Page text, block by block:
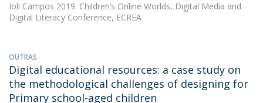
Ioli Campos 2019. Children’s Online Worlds, Digital Media and
Digital Literacy Conference, ECREA
OUTRAS
Digital educational resources: a case study on
the methodological challenges of designing for
Primary school-aged children